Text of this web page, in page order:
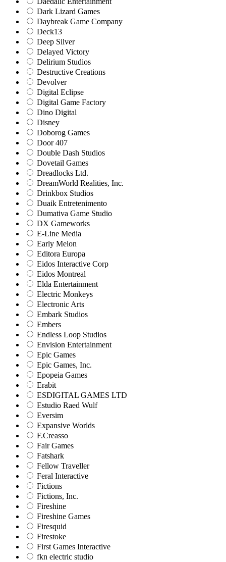
Dark Lizard Games
Daybreak Game Company
Deck13
Deep Silver
Delayed Victory
Delirium Studios
Destructive Creations
Devolver
Digital Eclipse
Digital Game Factory
Dino Digital
Disney
Doborog Games
Door 407
Double Dash Studios
Dovetail Games
Dreadlocks Ltd.
DreamWorld Realities, Inc.
Drinkbox Studios
Duaik Entretenimento
Dumativa Game Studio
DX Gameworks
E-Line Media
Early Melon
Editora Europa
Eidos Interactive Corp
Eidos Montreal
Elda Entertainment
Electric Monkeys
Electronic Arts
Embark Studios
Embers
Endless Loop Studios
Envision Entertainment
Epic Games
Epic Games, Inc.
Epopeia Games
Erabit
ESDIGITAL GAMES LTD
Estudio Raed Wulf
Eversim
Expansive Worlds
F.Creasso
Fair Games
Fatshark
Fellow Traveller
Feral Interactive
Fictions
Fictions, Inc.
Fireshine
Fireshine Games
Firesquid
Firestoke
First Games Interactive
fkn electric studio